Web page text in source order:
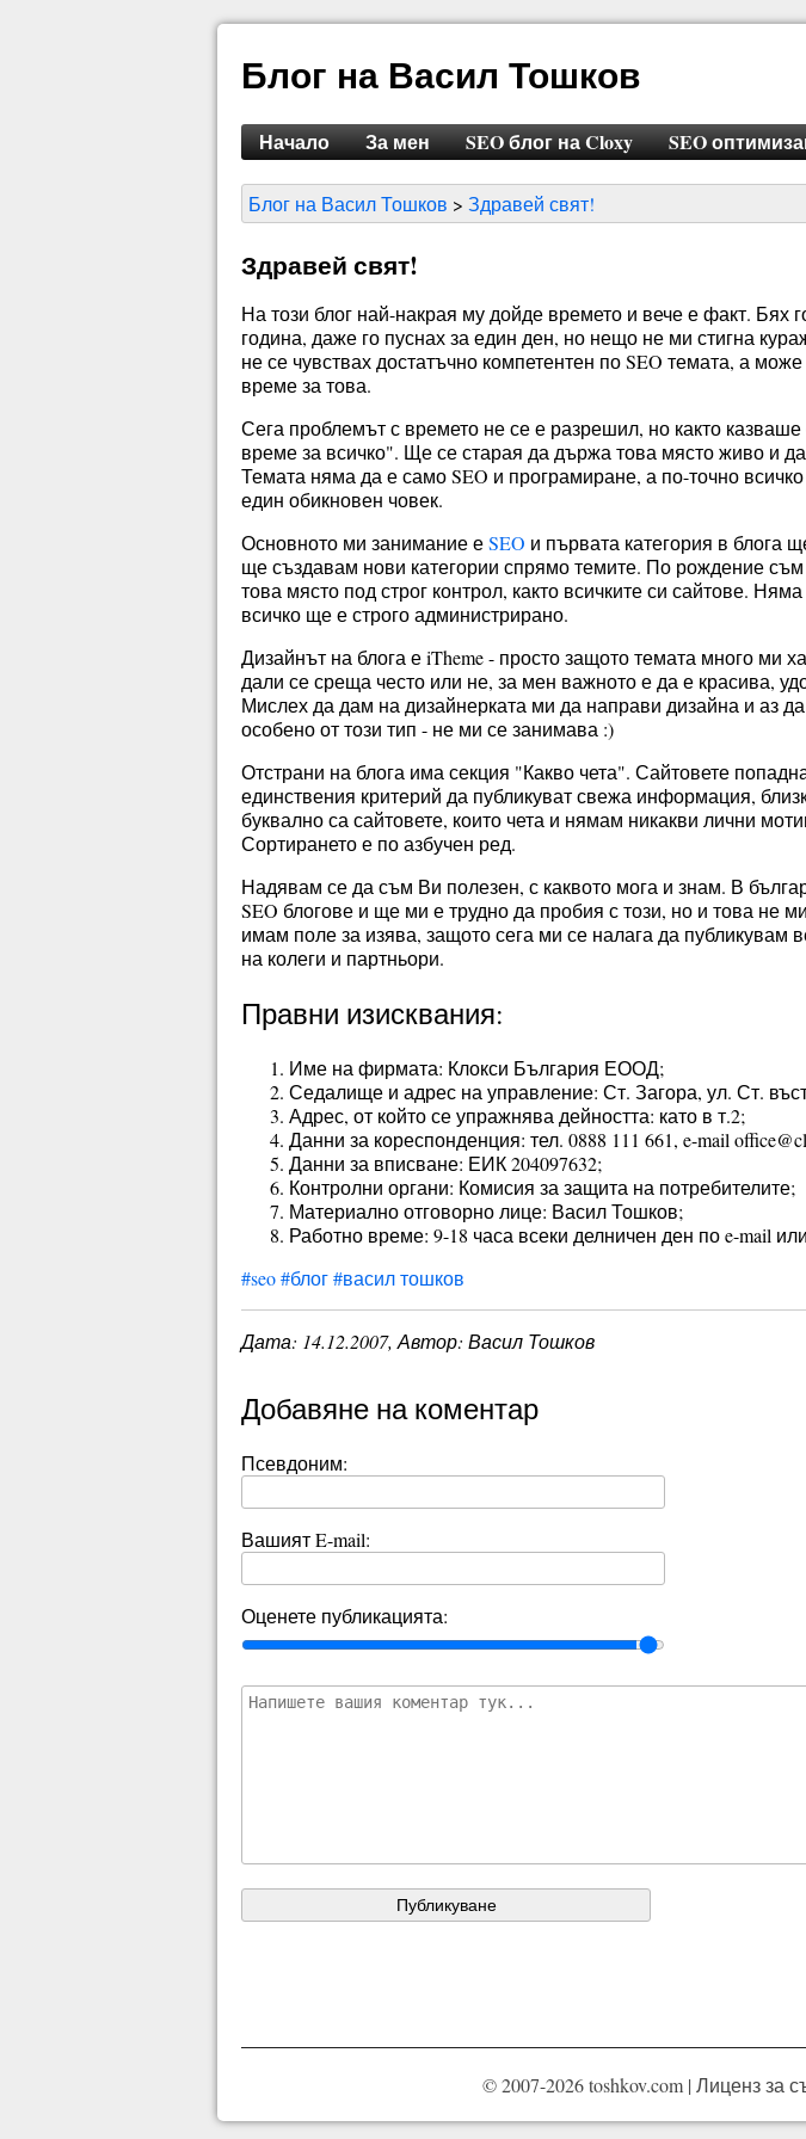
Блог на Васил Тошков
Начало За мен SEO блог на Cloxy SEO
Блог на Васил Тошков Здравей свят!
Здравей свят!
На този блог най-накрая му дойде времето и вече е факт. Бях
година, даже го пуснах за един ден, но нещо не ми стигна
не се чувствах достатъчно компетентен по SEO темата, а
време за това.
Сега проблемът с времето не се е разрешил, но както
време за всичко". Ще се старая да държа това място живо и
Темата няма да е само SEO и програмиране, а по-точно
един обикновен човек.
Основното ми занимание еSEO и първата категория в блога
ще създавам нови категории спрямо темите. По рождение
това място под строг контрол, както всичките си сайтове.
всичко ще е строго администрирано.
Дизайнът на блога е iTheme - просто защото темата много ми
дали се среща често или не, за мен важното е да е красива,
Мислех да дам на дизайнерката ми да направи дизайна и аз
особено от този тип - не ми се занимава :)
Отстрани на блога има секция "Какво чета". Сайтовете
единствения критерий да публикуват свежа информация,
буквално са сайтовете, които чета и нямам никакви лични
Сортирането е по азбучен ред.
Надявам се да съм Ви полезен, с каквото мога и знам. В
SEO блогове и ще ми е трудно да пробия с този, но и това не
имам поле за изява, защото сега ми се налага да публикувам
на колеги и партньори.
Правни изисквания:
Име на фирмата: Клокси България ЕООД;
Седалище и адрес на управление: Ст. Загора, ул. Ст.
Адрес, от който се упражнява дейността: като в т.2;
Данни за кореспонденция: тел. 0888 111 661, e-mail
Данни за вписване: ЕИК 204097632;
Контролни органи: Комисия за защита на потребителите;
Материално отговорно лице: Васил Тошков;
Работно време: 9-18 часа всеки делничен ден по e-mail
#seo#блог#васил тошков
Дата: 14.12.2007, Автор: Васил Тошков
Добавяне на коментар
Псевдоним:
Вашият E-mail:
Оценете публикацията:
© 2007-2026 toshkov.com | Лиценз за